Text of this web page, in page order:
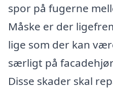
spor på fugerne
Måske er der
lige som der kan
særligt på
Disse skader skal